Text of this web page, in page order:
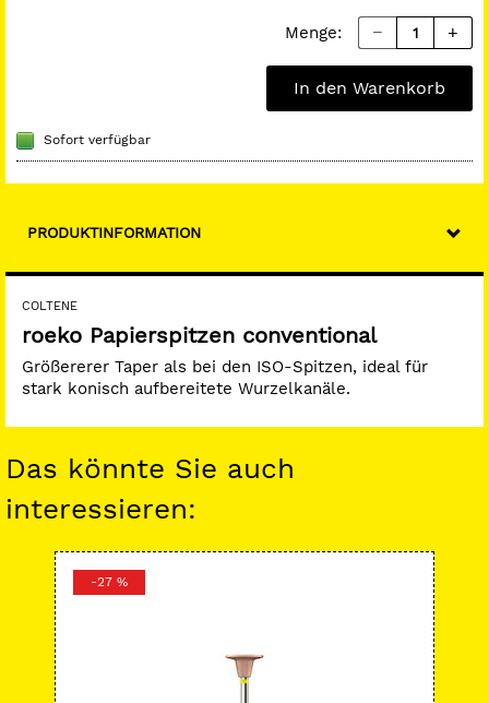
Menge:
In den Warenkorb
Sofort verfügbar
PRODUKTINFORMATION
COLTENE
roeko Papierspitzen conventional
Größererer Taper als bei den ISO-Spitzen, ideal für
stark konisch aufbereitete Wurzelkanäle.
Das könnte Sie auch
interessieren:
-27 %